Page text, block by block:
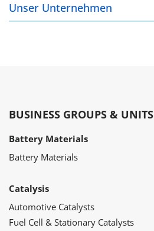
Unser Unternehmen
BUSINESS GROUPS & UNITS
Battery Materials
Battery Materials
Catalysis
Automotive Catalysts
Fuel Cell & Stationary Catalysts